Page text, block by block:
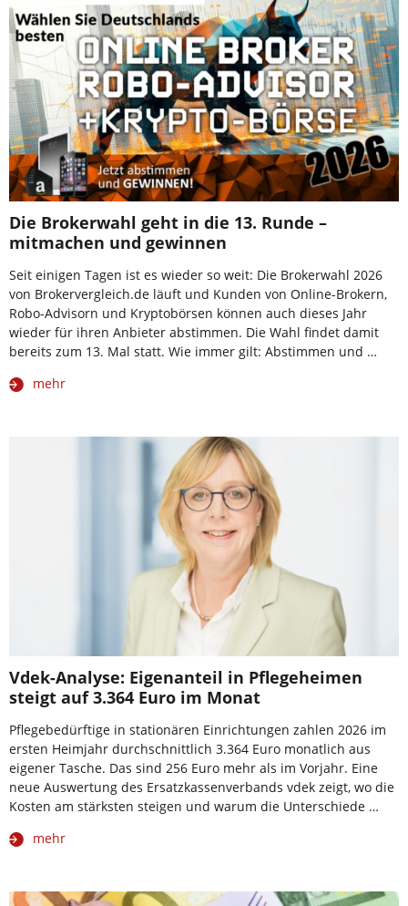
Die Brokerwahl geht in die 13. Runde –
mitmachen und gewinnen
Seit einigen Tagen ist es wieder so weit: Die Brokerwahl 2026
von Brokervergleich.de läuft und Kunden von Online-Brokern,
Robo-Advisorn und Kryptobörsen können auch dieses Jahr
wieder für ihren Anbieter abstimmen. Die Wahl findet damit
bereits zum 13. Mal statt. Wie immer gilt: Abstimmen und …
mehr
Vdek-Analyse: Eigenanteil in Pflegeheimen
steigt auf 3.364 Euro im Monat
Pflegebedürftige in stationären Einrichtungen zahlen 2026 im
ersten Heimjahr durchschnittlich 3.364 Euro monatlich aus
eigener Tasche. Das sind 256 Euro mehr als im Vorjahr. Eine
neue Auswertung des Ersatzkassenverbands vdek zeigt, wo die
Kosten am stärksten steigen und warum die Unterschiede …
mehr